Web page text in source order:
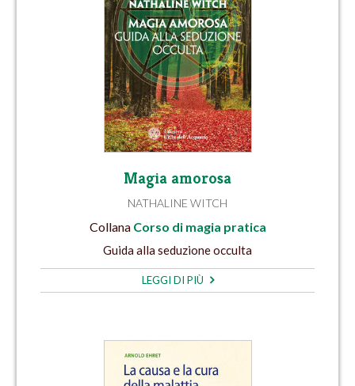
Magia amorosa
NATHALINE WITCH
Collana Corso di magia pratica
Guida alla seduzione occulta
LEGGI DI PIÙ